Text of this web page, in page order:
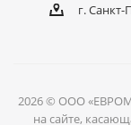
г. Санкт-
2026 © ООО
на сайте,